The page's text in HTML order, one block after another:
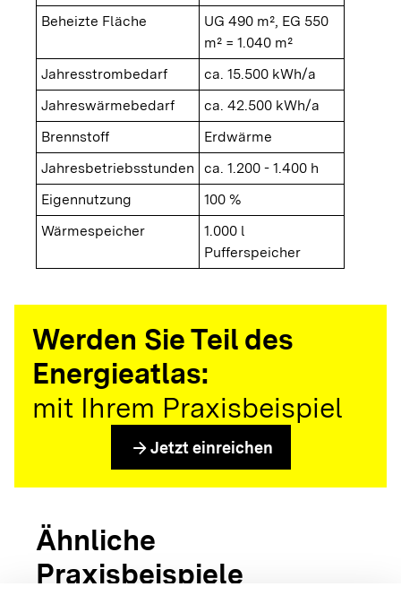
Beheizte Fläche
UG 490 m², EG 550
m² = 1.040 m²
Jahresstrombedarf
ca. 15.500 kWh/a
Jahreswärmebedarf
ca. 42.500 kWh/a
Brennstoff
Erdwärme
Jahresbetriebsstunden
ca. 1.200 - 1.400 h
Eigennutzung
100 %
Wärmespeicher
1.000 l
Pufferspeicher
Werden Sie Teil des
Energieatlas:
mit Ihrem Praxisbeispiel
arrow_forward Jetzt einreichen
Ähnliche
Praxisbeispiele